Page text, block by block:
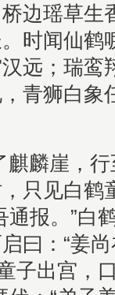
边瑶草生
时闻仙鹤
远；瑞鸾
青狮白象
麒麟崖，
只见白鹤
通报。”白
曰：“姜
子出宫，